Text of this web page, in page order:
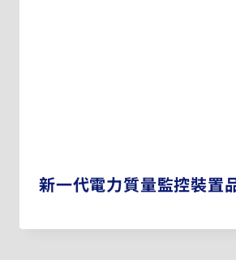
新一代電力質量監控裝置